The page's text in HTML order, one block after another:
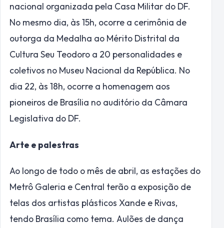
nacional organizada pela Casa Militar do DF.
No mesmo dia, às 15h, ocorre a cerimônia de
outorga da Medalha ao Mérito Distrital da
Cultura Seu Teodoro a 20 personalidades e
coletivos no Museu Nacional da República. No
dia 22, às 18h, ocorre a homenagem aos
pioneiros de Brasília no auditório da Câmara
Legislativa do DF.
Arte e palestras
Ao longo de todo o mês de abril, as estações do
Metrô Galeria e Central terão a exposição de
telas dos artistas plásticos Xande e Rivas,
tendo Brasília como tema. Aulões de dança